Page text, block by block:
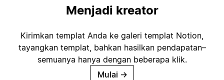
Menjadi kreator
Kirimkan templat Anda ke galeri templat Notion,
tayangkan templat, bahkan hasilkan pendapatan–
semuanya hanya dengan beberapa klik.
Mulai →